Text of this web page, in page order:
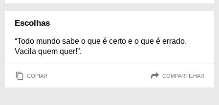
Escolhas
“Todo mundo sabe o que é certo e o que é errado.
Vacila quem quer!”.
COPIAR COMPARTILHAR